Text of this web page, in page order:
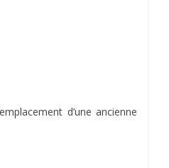
d’une ancienne